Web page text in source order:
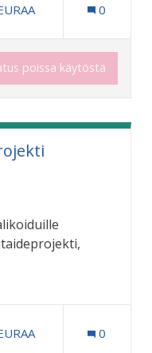
0
poissa käytöstä
Taide ja kulttuuri
0